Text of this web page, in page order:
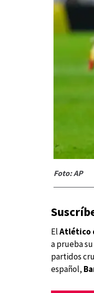
Foto: AP
ElAtlético
a prueba
partidos
español,